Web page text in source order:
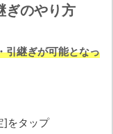
ぎのやり方
引継ぎが可能となっ
]をタップ